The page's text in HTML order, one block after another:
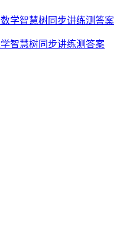
智慧树同步讲练测答案